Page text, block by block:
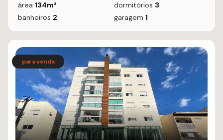
área 134m² dormitórios 3
banheiros 2 garagem 1